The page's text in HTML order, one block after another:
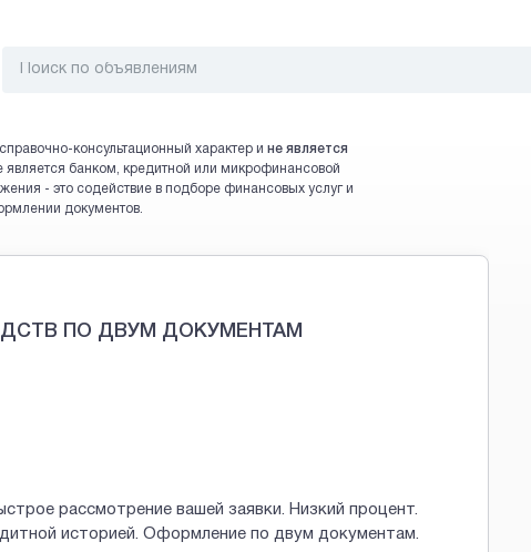
консультационный характер и не является
является банком, кредитной или микрофинансовой
- это содействие в подборе финансовых услуг и
документов.
ПО ДВУМ ДОКУМЕНТАМ
рассмотрение вашей заявки. Низкий процент.
историей. Оформление по двум документам.